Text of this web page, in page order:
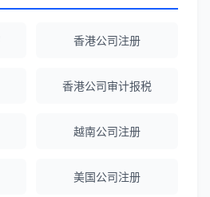
★★★★★
★★★★★
香港公司注册
香港公司审计报税
越南公司注册
美国公司注册